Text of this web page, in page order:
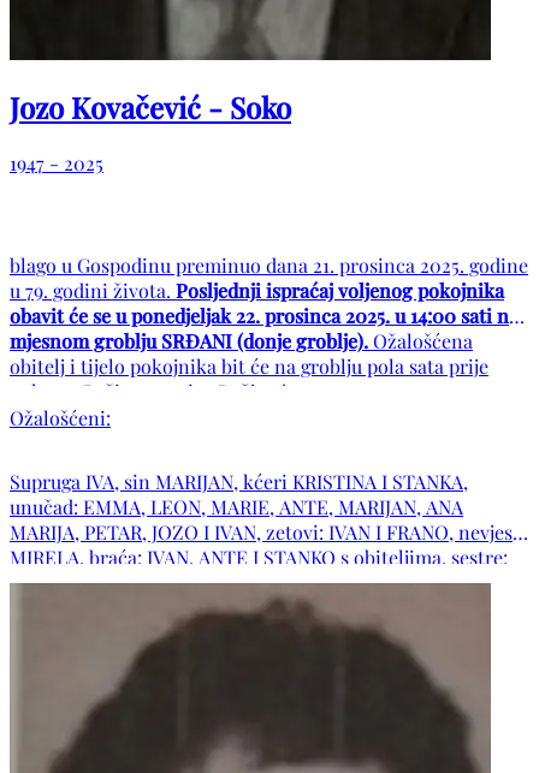
Jozo Kovačević - Soko
1947 - 2025
blago u Gospodinu preminuo dana 21. prosinca 2025. godine
u 79. godini života. Posljednji ispraćaj voljenog pokojnika
obavit će se u ponedjeljak 22. prosinca 2025. u 14:00 sati na
mjesnom groblju SRĐANI (donje groblje).Ožalošćena
obitelj i tijelo pokojnika bit će na groblju pola sata prije
pokopa. Počivao u miru Božjem!
Ožalošćeni:
Supruga IVA, sin MARIJAN, kćeri KRISTINA I STANKA,
unučad: EMMA, LEON, MARIE, ANTE, MARIJAN, ANA
MARIJA, PETAR, JOZO I IVAN, zetovi: IVAN I FRANO, nevjesta
MIRELA, braća: IVAN, ANTE I STANKO s obiteljima, sestre:
ANĐA, LUCA, MARA I ANA s obiteljima, obitelji pok. braće
TOME I MILE, te ostala mnogobrojna rodbina i prijatelji.